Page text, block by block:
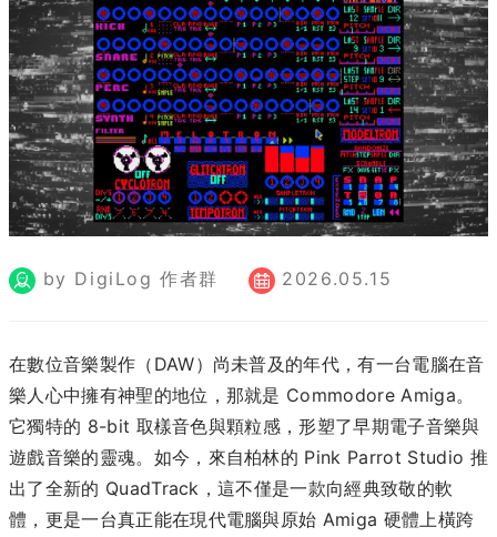
by DigiLog 作者群 2026.05.15
在數位音樂製作（DAW）尚未普及的年代，有一台電腦在音
樂人心中擁有神聖的地位，那就是 Commodore Amiga。
它獨特的 8-bit 取樣音色與顆粒感，形塑了早期電子音樂與
遊戲音樂的靈魂。如今，來自柏林的 Pink Parrot Studio 推
出了全新的 QuadTrack，這不僅是一款向經典致敬的軟
體，更是一台真正能在現代電腦與原始 Amiga 硬體上橫跨